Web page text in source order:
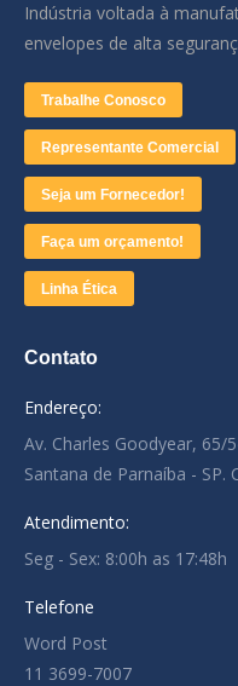
Indústria voltada à
envelopes de alta
Trabalhe Conosco
Representante Comercial
Seja um Fornecedor!
Faça um orçamento!
Linha Ética
Contato
Endereço:
Av. Charles Goodyear, 65/
Santana de Parnaíba - SP.
Atendimento:
Seg - Sex: 8:00h as 17:48h
Telefone
Word Post
11 3699-7007